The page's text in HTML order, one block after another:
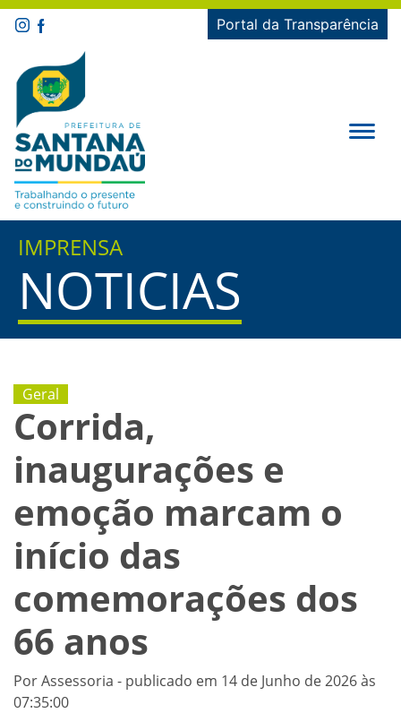
Portal da Transparência
IMPRENSA
NOTICIAS
Geral
Corrida,
inaugurações e
emoção marcam o
início das
comemorações dos
66 anos
Por Assessoria - publicado em 14 de Junho de 2026 às
07:35:00